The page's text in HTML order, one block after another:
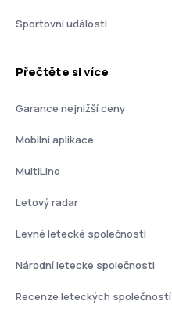
Sportovní události
Přečtěte si více
Garance nejnižší ceny
Mobilní aplikace
MultiLine
Letový radar
Levné letecké společnosti
Národní letecké společnosti
Recenze leteckých společností